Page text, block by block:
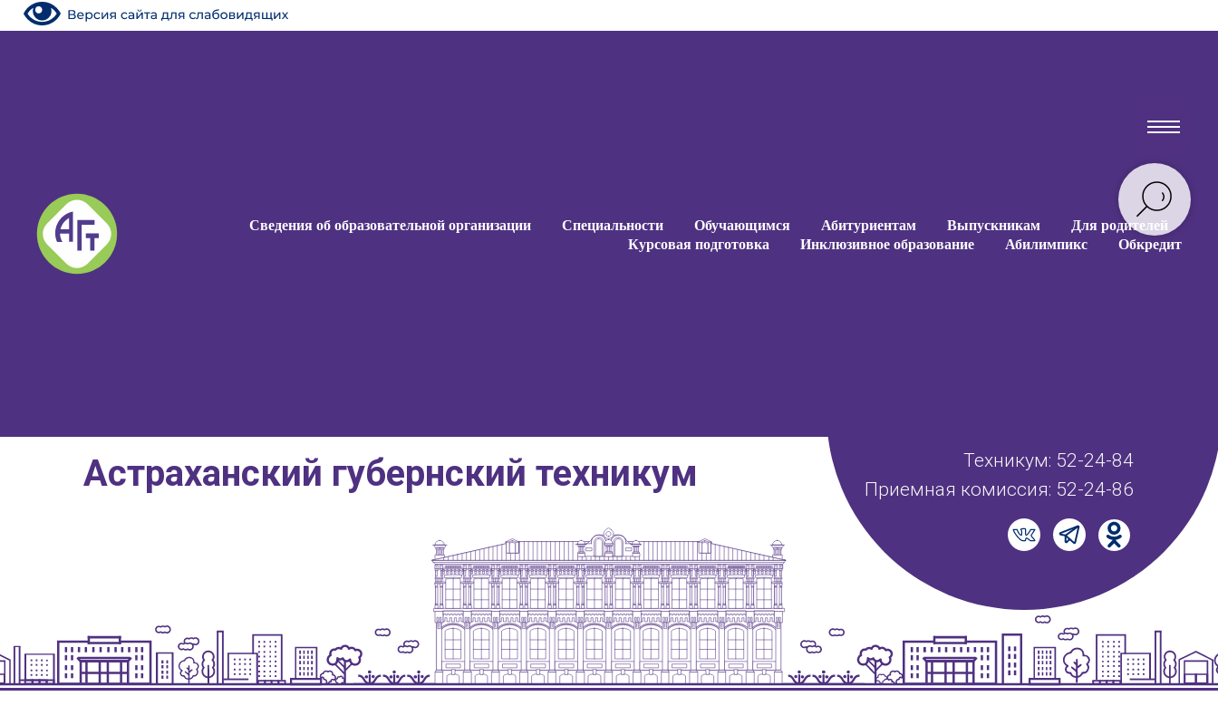
Сведения об образовательной организации Специальности Обучающимся Абитуриентам Выпускникам
Для родителей
Курсовая подготовка
Инклюзивное образование Абилимпикс Обкредит
Обкредит
Астраханский губернский техникум
Техникум: 52-24-84
Приемная комиссия: 52-24-86